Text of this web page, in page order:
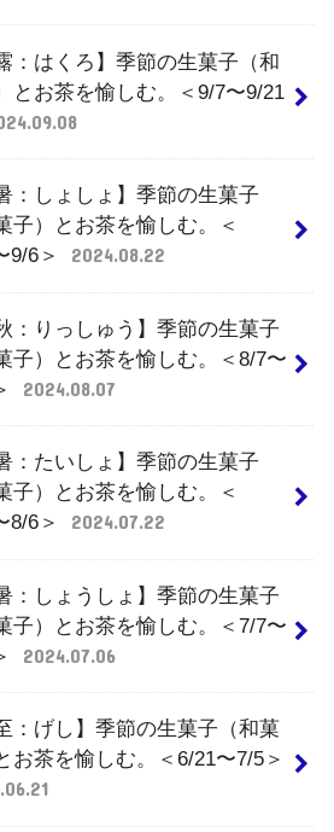
：はくろ】季節の生菓子（和
とお茶を愉しむ。＜9/7〜9/21
：しょしょ】季節の生菓子
子）とお茶を愉しむ。＜
9/6＞
2024.08.22
：りっしゅう】季節の生菓子
子）とお茶を愉しむ。＜8/7〜
2024.08.07
：たいしょ】季節の生菓子
子）とお茶を愉しむ。＜
8/6＞
2024.07.22
：しょうしょ】季節の生菓子
子）とお茶を愉しむ。＜7/7〜
2024.07.06
：げし】季節の生菓子（和菓
お茶を愉しむ。＜6/21〜7/5＞